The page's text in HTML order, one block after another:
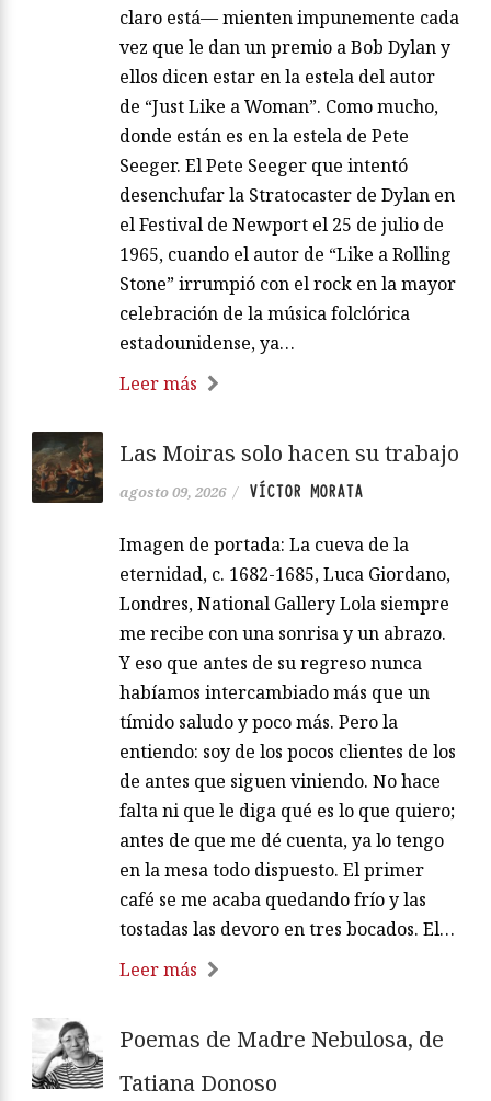
claro está— mienten impunemente cada
vez que le dan un premio a Bob Dylan y
ellos dicen estar en la estela del autor
de “Just Like a Woman”. Como mucho,
donde están es en la estela de Pete
Seeger. El Pete Seeger que intentó
desenchufar la Stratocaster de Dylan en
el Festival de Newport el 25 de julio de
1965, cuando el autor de “Like a Rolling
Stone” irrumpió con el rock en la mayor
celebración de la música folclórica
estadounidense, ya…
Leer más
Las Moiras solo hacen su trabajo
agosto 09, 2026 / VÍCTOR MORATA
Imagen de portada: La cueva de la
eternidad, c. 1682-1685, Luca Giordano,
Londres, National Gallery Lola siempre
me recibe con una sonrisa y un abrazo.
Y eso que antes de su regreso nunca
habíamos intercambiado más que un
tímido saludo y poco más. Pero la
entiendo: soy de los pocos clientes de los
de antes que siguen viniendo. No hace
falta ni que le diga qué es lo que quiero;
antes de que me dé cuenta, ya lo tengo
en la mesa todo dispuesto. El primer
café se me acaba quedando frío y las
tostadas las devoro en tres bocados. El…
Leer más
Poemas de Madre Nebulosa, de
Tatiana Donoso